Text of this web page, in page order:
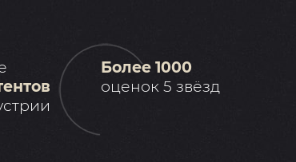
Более 1000
оценок 5 звёзд